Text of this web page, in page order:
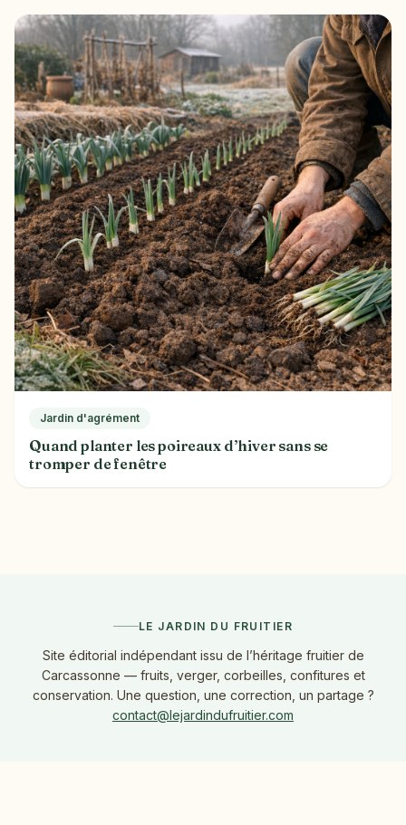
Jardin d'agrément
Quand planter les poireaux d’hiver sans se
tromper de fenêtre
LE JARDIN DU FRUITIER
Site éditorial indépendant issu de l’héritage fruitier de
Carcassonne — fruits, verger, corbeilles, confitures et
conservation. Une question, une correction, un partage ?
contact@lejardindufruitier.com